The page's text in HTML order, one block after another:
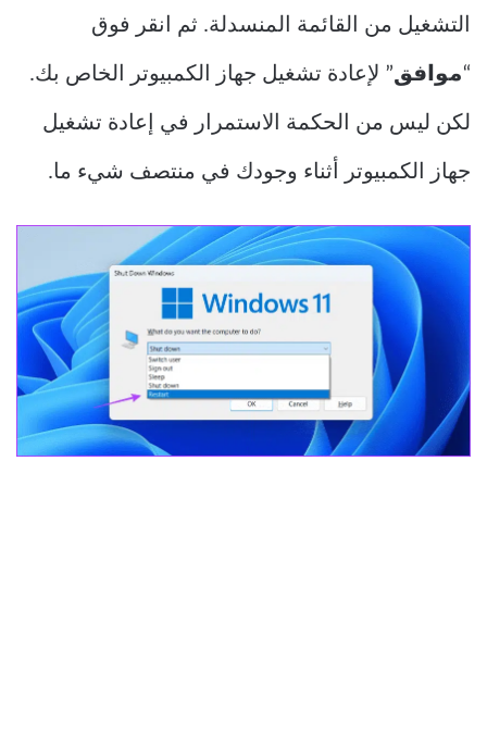
التشغيل من القائمة المنسدلة. ثم انقر فوق
“موافق” لإعادة تشغيل جهاز الكمبيوتر الخاص بك.
لكن ليس من الحكمة الاستمرار في إعادة تشغيل
جهاز الكمبيوتر أثناء وجودك في منتصف شيء ما.